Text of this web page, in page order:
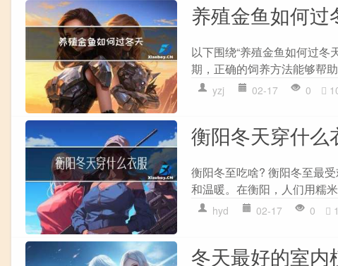
养殖金鱼如何过
以下围绕“养殖金鱼如何过冬
期，正确的饲养方法能够帮
yzj 02-17 0
衡阳冬天穿什么
衡阳冬至吃啥? 衡阳冬至最
和温暖。在衡阳，人们用糯
hyd 02-17 0
冬天最好的室内